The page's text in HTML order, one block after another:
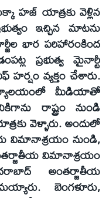
హజ్ యాత్రకు వెళ్లిన
ఇచ్చిన మాటను
భార పరిహారంకింద
ప్రభుత్వ మైనార్టీ
వ్యక్తం చేశారు.
మీడియాతో
రాష్ట్రం నుండి
వెళ్ళారు. అందులో
విమానాశ్రయం నుండి,
విమానాశ్రయం
అంతర్జాతీయ
బెంగళూరు,